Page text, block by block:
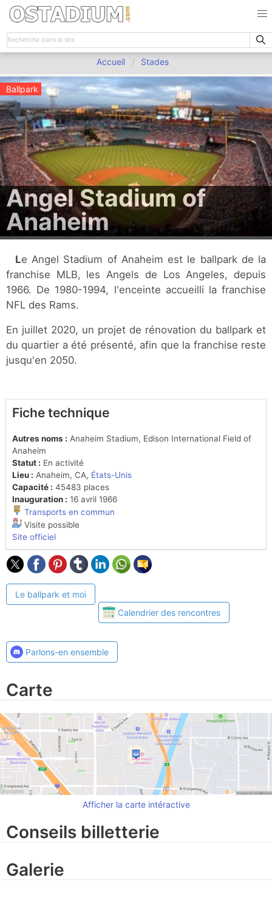
Accueil Stades
Ballpark
Angel Stadium of
Anaheim
Le Angel Stadium of Anaheim est le ballpark de la
franchise MLB, les Angels de Los Angeles, depuis
1966. De 1980-1994, l'enceinte accueilli la franchise
NFL des Rams.
En juillet 2020, un projet de rénovation du ballpark et
du quartier a été présenté, afin que la franchise reste
jusqu'en 2050.
Fiche technique
Autres noms : Anaheim Stadium, Edison International Field of
Anaheim
Statut : En activité
Lieu : Anaheim, CA, États-Unis
Capacité : 45483 places
Inauguration : 16 avril 1966
Transports en commun
Visite possible
Site officiel
Le ballpark et moi
Calendrier des rencontres
Parlons-en ensemble
Carte
Afficher la carte intéractive
Conseils billetterie
Galerie